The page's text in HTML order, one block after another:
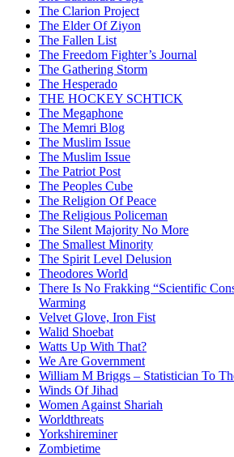
The Clarion Project
The Elder Of Ziyon
The Fallen List
The Freedom Fighter’s Journal
The Gathering Storm
The Hesperado
THE HOCKEY SCHTICK
The Megaphone
The Memri Blog
The Muslim Issue
The Muslim Issue
The Patriot Post
The Peoples Cube
The Religion Of Peace
The Religious Policeman
The Silent Majority No More
The Smallest Minority
The Spirit Level Delusion
Theodores World
There Is No Frakking “Scientific
Warming
Velvet Glove, Iron Fist
Walid Shoebat
Watts Up With That?
We Are Government
William M Briggs – Statistician To
Winds Of Jihad
Women Against Shariah
Worldthreats
Yorkshireminer
Zombietime